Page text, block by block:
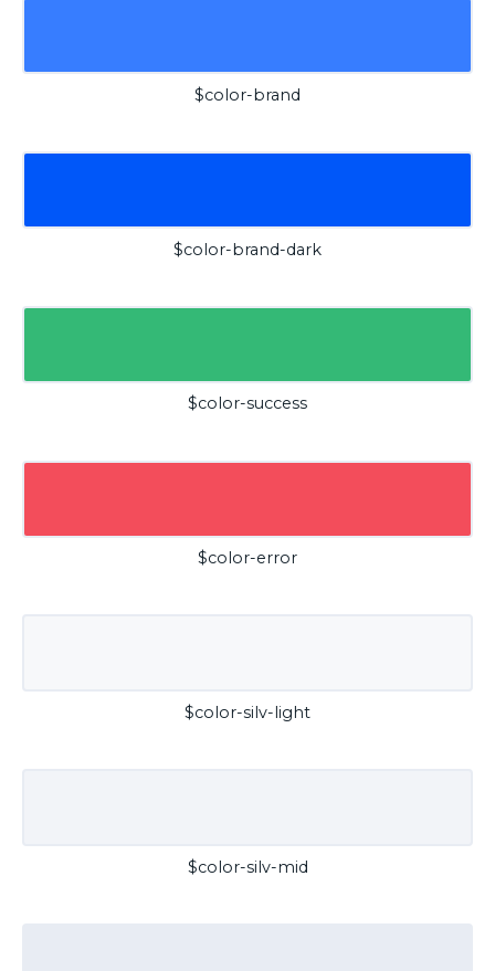
$color-brand
$color-brand-dark
$color-success
$color-error
$color-silv-light
$color-silv-mid